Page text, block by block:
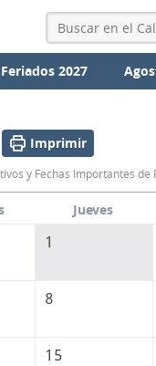
Feriados 2027
Imprimir
y Fechas Importantes de
Jueves
1
8
15